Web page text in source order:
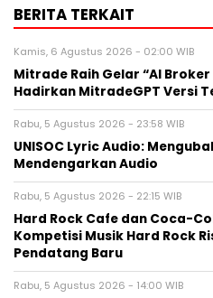
BERITA TERKAIT
Kamis, 6 Agustus 2026 - 02:00 WIB
Mitrade Raih Gelar “AI
Hadirkan MitradeGPT Versi
Rabu, 5 Agustus 2026 - 23:58 WIB
UNISOC Lyric Audio:
Mendengarkan Audio
Rabu, 5 Agustus 2026 - 22:15 WIB
Hard Rock Cafe dan Coca-
Kompetisi Musik Hard Rock
Pendatang Baru
Rabu, 5 Agustus 2026 - 14:00 WIB